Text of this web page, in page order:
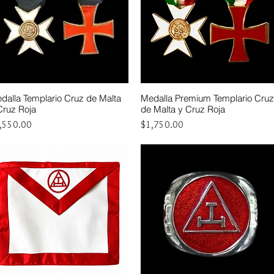
Vista rápida
Templario Cruz de Malta
Roja
Vista rápida
Medalla Premium Templario Cruz
de Malta y Cruz Roja
Precio
$1,750.00